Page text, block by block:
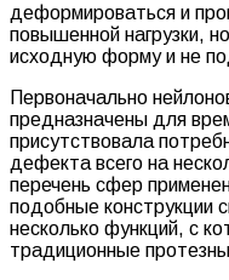
деформироваться и
повышенной нагрузки,
исходную форму и не
Первоначально
предназначены для
присутствовала
дефекта всего на
перечень сфер
подобные конструкции
несколько функций, с
традиционные